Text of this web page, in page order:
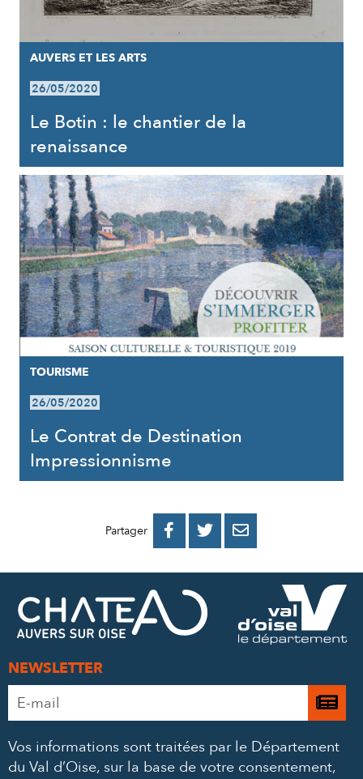
AUVERS ET LES ARTS
26/05/2020
Le Botin : le chantier de la
renaissance
TOURISME
26/05/2020
Le Contrat de Destination
Impressionnisme
Partager 
PARTAGER
FACEBOOK
PARTAGER
PARTAGER
MAIL
NEWSLETTER
Adresse
e-
*
Je
à
Vos informations sont traitées par le Département
du Val d’Oise, sur la base de votre consentement,